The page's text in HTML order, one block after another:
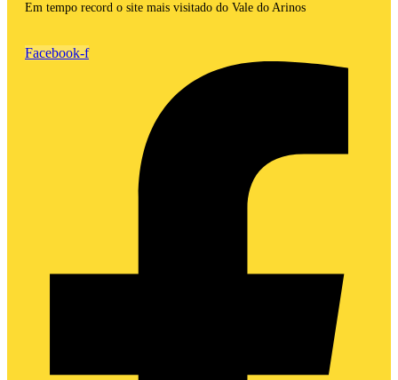
Em tempo record o site mais visitado do Vale do Arinos
Facebook-f